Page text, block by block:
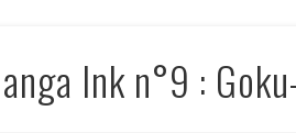
Ink n°9 :